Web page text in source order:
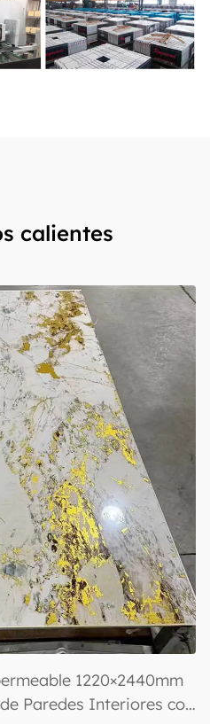
calientes
1220×2440mm
Paredes Interiores con